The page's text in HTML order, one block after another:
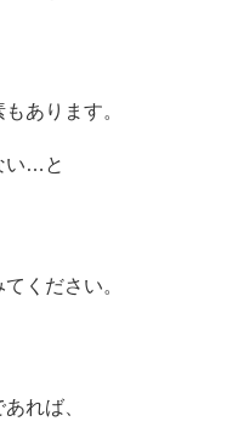
あります。
い…と
ください。
れば、